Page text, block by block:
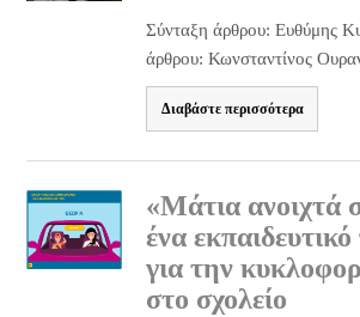
Σύνταξη άρθρου: Ευθύμης
άρθρου: Κωνσταντίνος
Διαβάστε περισσότερα
«Μάτια ανοιχτά
ένα
για την
στο σχολείο